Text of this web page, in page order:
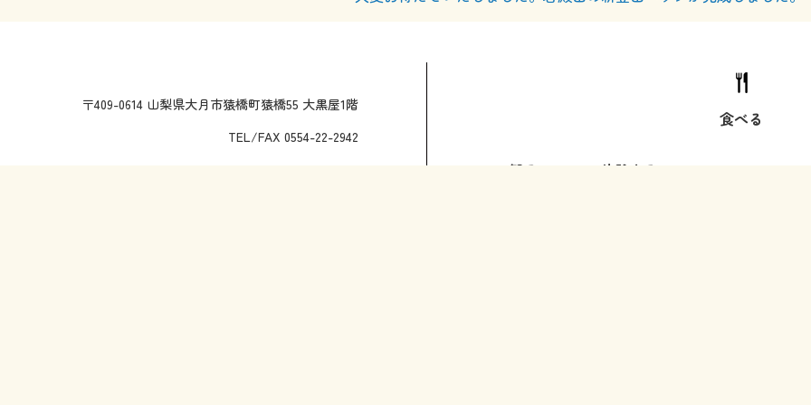
〒409-0614 山梨県大月市猿橋町猿橋55 大黒屋1階
TEL/FAX 0554-22-2942
観る 体験する
食べる